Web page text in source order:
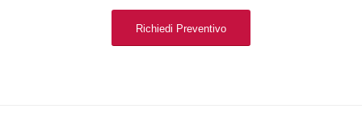
Richiedi Preventivo